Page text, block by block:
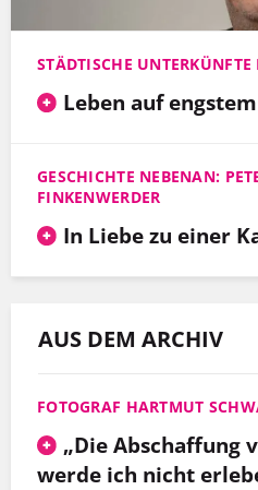
STÄDTISCHE
Leben auf
GESCHICHTE NEBENAN:
FINKENWERDER
In Liebe zu einer
AUS DEM ARCHIV
FOTOGRAF HARTMUT
„Die Abschaffung
werde ich nicht